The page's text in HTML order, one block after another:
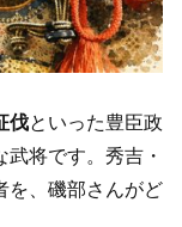
伐といった豊臣政
将です。秀吉・
を、磯部さんがど